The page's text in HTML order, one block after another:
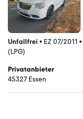
Unfallfrei • EZ 07/2011 •
(LPG)
Privatanbieter
45327 Essen